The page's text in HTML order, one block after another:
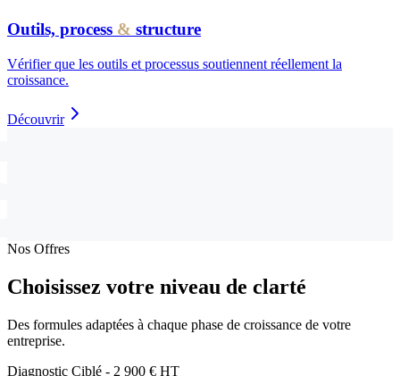
Outils, process & structure
Vérifier que les outils et processus soutiennent réellement la
croissance.
Découvrir
Nos Offres
Choisissez votre niveau de clarté
Des formules adaptées à chaque phase de croissance de votre
entreprise.
Diagnostic Ciblé - 2 900 € HT